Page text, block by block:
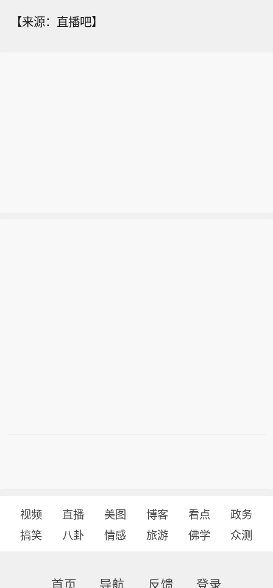
【来源：直播吧】
视频 直播 美图 博客 看点
政务
搞笑
八卦 情感 旅游 佛学 众测
首页 导航 反馈 登录